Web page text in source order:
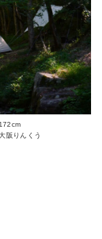
172cm
阪りんくう